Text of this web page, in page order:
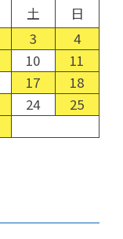
土
日
3
4
10
11
17
18
24
25